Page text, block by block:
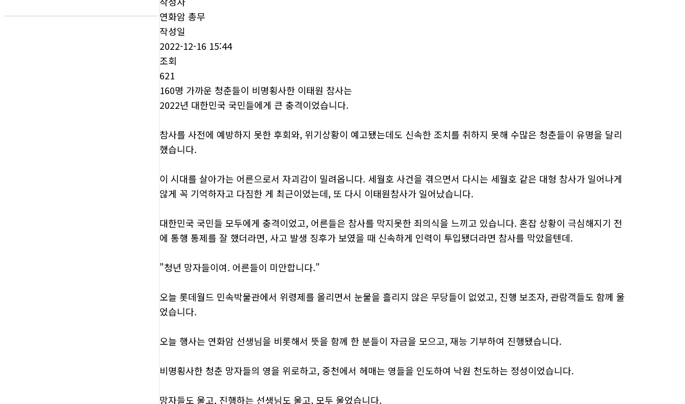
연화암 총무
작성일
2022-12-16 15:44
조회
621
160명 가까운 청춘들이 비명횡사한 이태원 참사는
2022년 대한민국 국민들에게 큰 충격이었습니다.
참사를 사전에 예방하지 못한 후회와, 위기상황이 예고됐는데도 신속한 조치를 취하지 못해 수많은 청춘들이 유명을 달리
했습니다.
이 시대를 살아가는 어른으로서 자괴감이 밀려옵니다. 세월호 사건을 겪으면서 다시는 세월호 같은 대형 참사가 일어나게
않게 꼭 기억하자고 다짐한 게 최근이었는데, 또 다시 이태원참사가 일어났습니다.
대한민국 국민들 모두에게 충격이었고, 어른들은 참사를 막지못한 죄의식을 느끼고 있습니다. 혼잡 상황이 극심해지기 전
에 통행 통제를 잘 했더라면, 사고 발생 징후가 보였을 때 신속하게 인력이 투입됐더라면 참사를 막았을텐데.
"청년 망자들이여. 어른들이 미안합니다."
오늘 롯데월드 민속박물관에서 위령제를 올리면서 눈물을 흘리지 않은 무당들이 없었고, 진행 보조자, 관람객들도 함께 울
었습니다.
오늘 행사는 연화암 선생님을 비롯해서 뜻을 함께 한 분들이 자금을 모으고, 재능 기부하여 진행됐습니다.
비명횡사한 청춘 망자들의 영을 위로하고, 중천에서 헤매는 영들을 인도하여 낙원 천도하는 정성이었습니다.
망자들도 울고, 진행하는 선생님도 울고, 모두 울었습니다.